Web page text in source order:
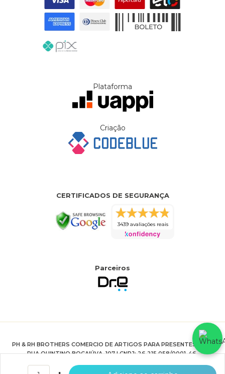
Plataforma
Criação
CERTIFICADOS DE SEGURANÇA
3439 avaliações reais
Parceiros
PH & RH BROTHERS COMERCIO DE ARTIGOS PARA PRESENTES LTDA
RUA QUINTINO BOCAIÚVA, 107 | CNPJ: 26.215.058/0001-46.
HTTPS://WWW.JOIASPRIME.COM.BR